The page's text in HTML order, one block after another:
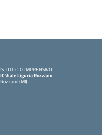
ISTITUTO COMPRENSIVO
IC Viale Liguria Rozzano
Rozzano (MI)